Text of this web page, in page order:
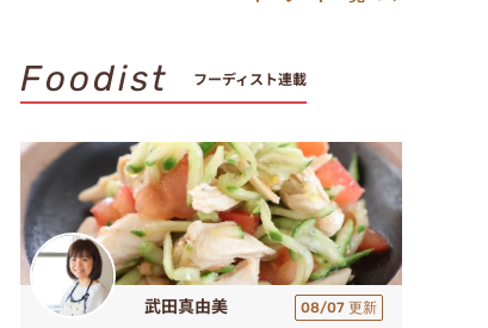
Foodist フーディスト連載
武田真由美 08/07 更新